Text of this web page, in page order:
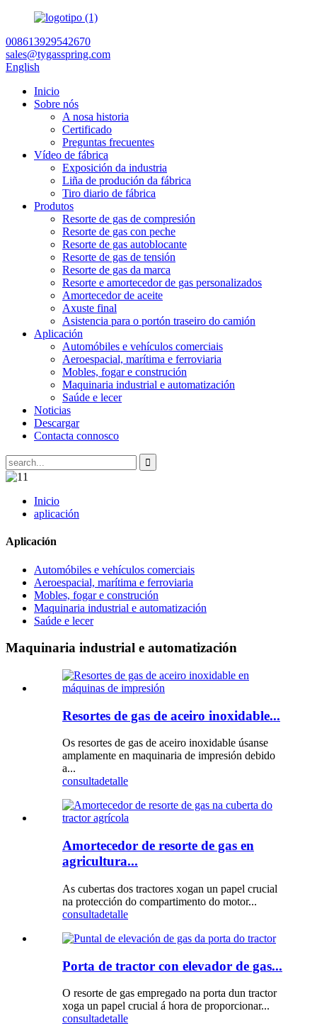
008613929542670
sales@tygasspring.com
English
Inicio
Sobre nós
A nosa historia
Certificado
Preguntas frecuentes
Vídeo de fábrica
Exposición da industria
Liña de produción da fábrica
Tiro diario de fábrica
Produtos
Resorte de gas de compresión
Resorte de gas con peche
Resorte de gas autoblocante
Resorte de gas de tensión
Resorte de gas da marca
Resorte e amortecedor de gas personalizados
Amortecedor de aceite
Axuste final
Asistencia para o portón traseiro do camión
Aplicación
Automóbiles e vehículos comerciais
Aeroespacial, marítima e ferroviaria
Mobles, fogar e construción
Maquinaria industrial e automatización
Saúde e lecer
Noticias
Descargar
Contacta connosco
Inicio
aplicación
Aplicación
Automóbiles e vehículos comerciais
Aeroespacial, marítima e ferroviaria
Mobles, fogar e construción
Maquinaria industrial e automatización
Saúde e lecer
Maquinaria industrial e automatización
Resortes de gas de aceiro inoxidable...
Os resortes de gas de aceiro inoxidable úsanse
amplamente en maquinaria de impresión debido
a...
consultadetalle
Amortecedor de resorte de gas en
agricultura...
As cubertas dos tractores xogan un papel crucial
na protección do compartimento do motor...
consultadetalle
Porta de tractor con elevador de gas...
O resorte de gas empregado na porta dun tractor
xoga un papel crucial á hora de proporcionar...
consultadetalle